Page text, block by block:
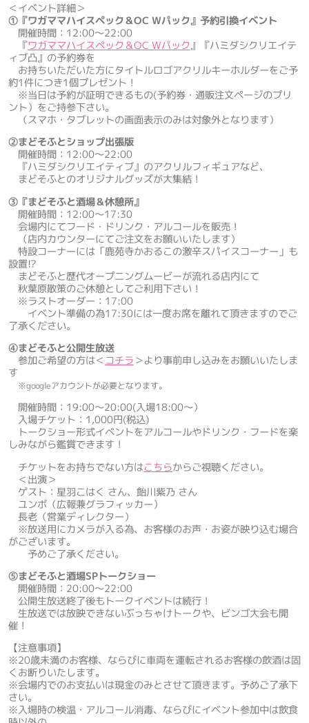
＜イベント詳細＞
①『ワガママハイスペック＆OC Wパック』予約引換イベント
開催時間：12:00～22:00
『ワガママハイスペック＆OC Wパック』『ハミダシクリエイテ
ィブ凸』の予約券を
お持ちいただいた方にタイトルロゴアクリルキーホルダーをご予
約1件につき1個プレゼント！
※当日は予約が証明できるもの(予約券・通販注文ページのプリ
ント）をご持参下さい。
（スマホ・タブレットの画面表示のみは対象外となります）
②まどそふとショップ出張版
開催時間：12:00～22:00
『ハミダシクリエイティブ』のアクリルフィギュアなど、
まどそふとのオリジナルグッズが大集結！
③『まどそふと酒場＆休憩所』
開催時間：12:00～17:30
会場内にてフード・ドリンク・アルコールを販売！
（店内カウンターにてご注文をお願いいたします）
特設コーナーには「鹿苑寺かおるこの激辛スパイスコーナー」も
設置!?
まどそふと歴代オープニングムービーが流れる店内にて
秋葉原散策のご休憩としてご利用下さい！
※ラストオーダー：17:00
イベント準備の為17:30には一度お席を離れて頂きますのでご
了承ください。
④まどそふと公開生放送
参加ご希望の方は＜ コチラ＞より事前申し込みをお願いいたしま
す
※googleアカウントが必要となります。
開催時間：19:00～20:00(入場18:00～）
入場チケット：1,000円(税込)
トークショー形式イベントをアルコールやドリンク・フードを楽
しみながら鑑賞できます！
チケットをお持ちでない方はこちらからご視聴ください。
＜出演＞
ゲスト：星羽こはく さん、飴川紫乃 さん
ユンボ（広報兼グラフィッカー）
長老（営業ディレクター）
※放送用にカメラが入る為、お客様のお声・お姿が映り込む場合
がございます。
予めご了承ください。
⑤まどそふと酒場SPトークショー
開催時間：20:00～22:00
公開生放送終了後もトークイベントは続行！
生放送では放映できないぶっちゃけトークや、ビンゴ大会も開
催！
【注意事項】
※20歳未満のお客様、ならびに車両を運転されるお客様の飲酒は固
くお断りいたします。
※会場内でのお支払いは現金のみとさせて頂きます。予めご了承下
さい。
※入場時の検温・アルコール消毒、ならびにイベント参加中は飲食